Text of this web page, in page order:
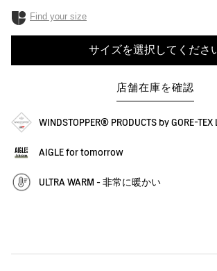
Find your size
サイズを選択してくださ
店舗在庫を確認
WINDSTOPPER® PRODUCTS by GORE-
AIGLE for tomorrow
ULTRA WARM - 非常に暖かい